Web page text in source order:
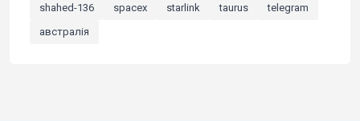
shahed-136
spacex starlink taurus
telegram
австралія